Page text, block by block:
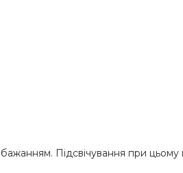
Підсвічування при цьому